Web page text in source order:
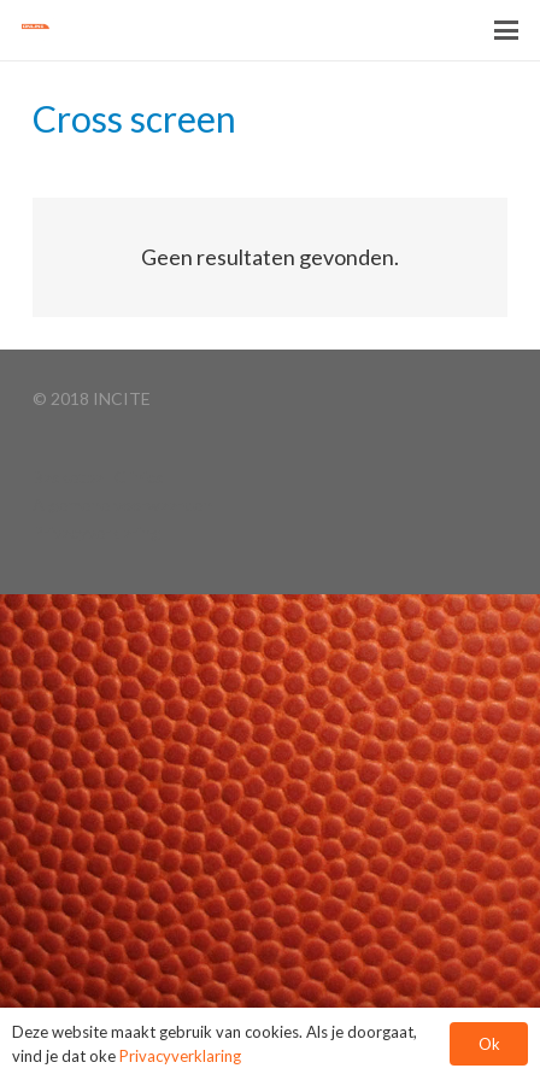
Cross screen
Geen resultaten gevonden.
© 2018 INCITE
Deze website maakt gebruik van cookies. Als je doorgaat,
vind je dat okePrivacyverklaring
Ok